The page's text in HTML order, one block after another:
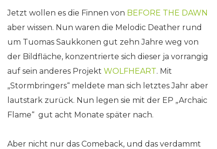
Jetzt wollen es die Finnen von BEFORE THE DAWN
aber wissen. Nun waren die Melodic Deather rund
um Tuomas Saukkonen gut zehn Jahre weg von
der Bildfläche, konzentrierte sich dieser ja vorrangig
auf sein anderes Projekt WOLFHEART. Mit
„Stormbringers“ meldete man sich letztes Jahr aber
lautstark zurück. Nun legen sie mit der EP „Archaic
Flame“ gut acht Monate später nach.
Aber nicht nur das Comeback, und das verdammt